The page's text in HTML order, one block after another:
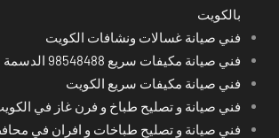
بالكويت
فني صيانة غسالات ونشافات الكويت
فني صيانة مكيفات سريع 98548488 الدسمة
فني صيانة مكيفات سريع الكويت
فني صيانة و تصليح طباخ و فرن غاز في
فني صيانة و تصليح طباخات و افران في